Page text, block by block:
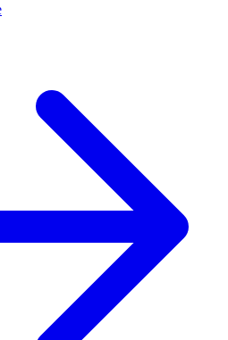
rimasta all'asciutto mentre il